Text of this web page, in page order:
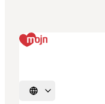
Sprache auswählen